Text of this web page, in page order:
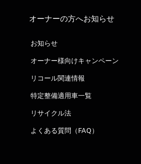
オーナーの方へお知らせ
お知らせ
オーナー様向けキャンペーン
リコール関連情報
特定整備適用車一覧
リサイクル法
よくある質問（FAQ）